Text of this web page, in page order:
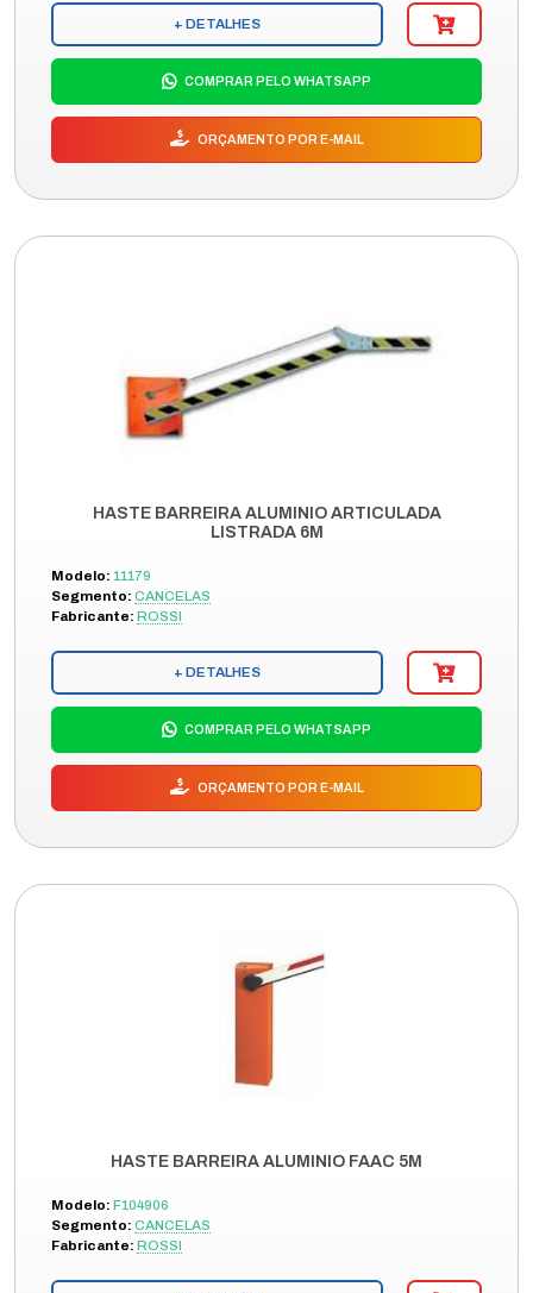
+ DETALHES
COMPRAR PELO WHATSAPP
ORÇAMENTO POR E-MAIL
HASTE BARREIRA ALUMINIO ARTICULADA
LISTRADA 6M
Modelo: 11179
Segmento: CANCELAS
Fabricante: ROSSI
+ DETALHES
COMPRAR PELO WHATSAPP
ORÇAMENTO POR E-MAIL
HASTE BARREIRA ALUMINIO FAAC 5M
Modelo: F104906
Segmento: CANCELAS
Fabricante: ROSSI